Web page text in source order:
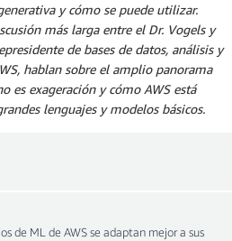
y cómo se puede utilizar.
más larga entre el Dr. Vogels y
de bases de datos, análisis y
hablan sobre el amplio panorama
es exageración y cómo AWS está
lenguajes y modelos básicos.
de ML de AWS se adaptan mejor a sus